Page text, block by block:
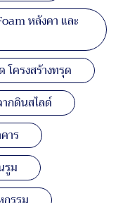
หลังคา และ
ครงสร้างทรุด
กดินสไลด์
าร
รูม